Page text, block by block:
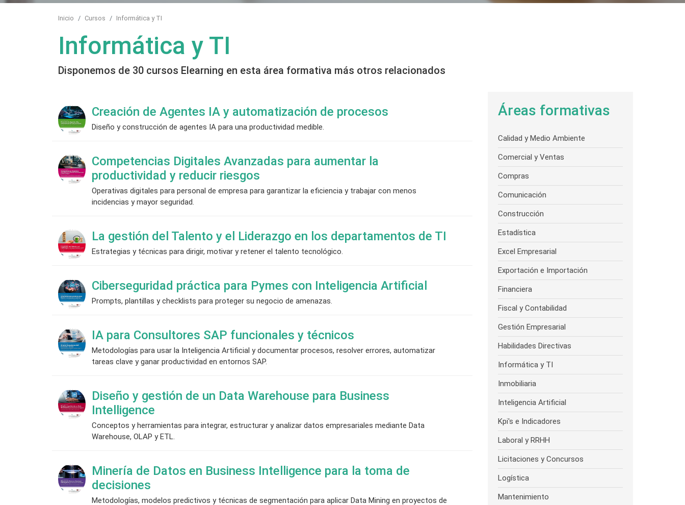
Inicio Cursos Informática y TI
Informática y TI
Disponemos de 30 cursos Elearning en esta área formativa más otros relacionados
Creación de Agentes IA y automatización de procesos
Diseño y construcción de agentes IA para una productividad medible.
Competencias Digitales Avanzadas para aumentar la
productividad y reducir riesgos
Operativas digitales para personal de empresa para garantizar la eficiencia y trabajar con menos
incidencias y mayor seguridad.
La gestión del Talento y el Liderazgo en los departamentos de TI
Estrategias y técnicas para dirigir, motivar y retener el talento tecnológico.
Ciberseguridad práctica para Pymes con Inteligencia Artificial
Prompts, plantillas y checklists para proteger su negocio de amenazas.
IA para Consultores SAP funcionales y técnicos
Metodologías para usar la Inteligencia Artificial y documentar procesos, resolver errores, automatizar
tareas clave y ganar productividad en entornos SAP.
Diseño y gestión de un Data Warehouse para Business
Intelligence
Conceptos y herramientas para integrar, estructurar y analizar datos empresariales mediante Data
Warehouse, OLAP y ETL.
Minería de Datos en Business Intelligence para la toma de
decisiones
Metodologías, modelos predictivos y técnicas de segmentación para aplicar Data Mining en proyectos de
Áreas formativas
Calidad y Medio Ambiente
Comercial y Ventas
Compras
Comunicación
Construcción
Estadística
Excel Empresarial
Exportación e Importación
Financiera
Fiscal y Contabilidad
Gestión Empresarial
Habilidades Directivas
Informática y TI
Inmobiliaria
Inteligencia Artificial
Kpi's e Indicadores
Laboral y RRHH
Licitaciones y Concursos
Logística
Mantenimiento